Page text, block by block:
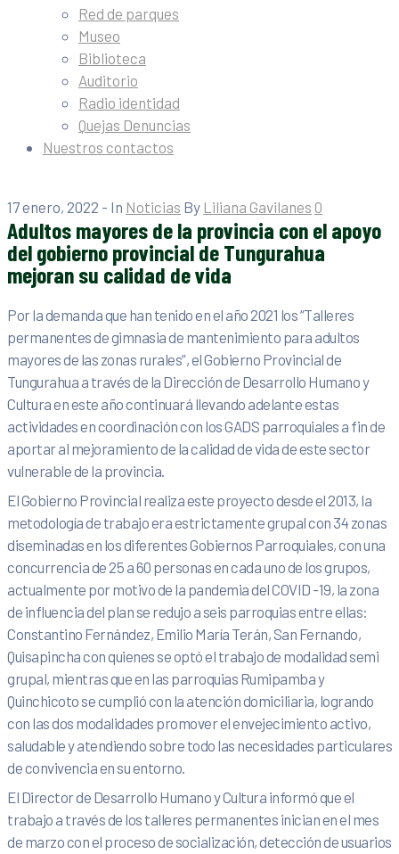
Red de parques
Museo
Biblioteca
Auditorio
Radio identidad
Quejas Denuncias
Nuestros contactos
17 enero, 2022 - In Noticias By Liliana Gavilanes 0
Adultos mayores de la provincia con el apoyo
del gobierno provincial de Tungurahua
mejoran su calidad de vida
Por la demanda que han tenido en el año 2021 los “Talleres
permanentes de gimnasia de mantenimiento para adultos
mayores de las zonas rurales”, el Gobierno Provincial de
Tungurahua a través de la Dirección de Desarrollo Humano y
Cultura en este año continuará llevando adelante estas
actividades en coordinación con los GADS parroquiales a fin de
aportar al mejoramiento de la calidad de vida de este sector
vulnerable de la provincia.
El Gobierno Provincial realiza este proyecto desde el 2013, la
metodología de trabajo era estrictamente grupal con 34 zonas
diseminadas en los diferentes Gobiernos Parroquiales, con una
concurrencia de 25 a 60 personas en cada uno de los grupos,
actualmente por motivo de la pandemia del COVID -19, la zona
de influencia del plan se redujo a seis parroquias entre ellas:
Constantino Fernández, Emilio María Terán, San Fernando,
Quisapincha con quienes se optó el trabajo de modalidad semi
grupal, mientras que en las parroquias Rumipamba y
Quinchicoto se cumplió con la atención domiciliaria, logrando
con las dos modalidades promover el envejecimiento activo,
saludable y atendiendo sobre todo las necesidades particulares
de convivencia en su entorno.
El Director de Desarrollo Humano y Cultura informó que el
trabajo a través de los talleres permanentes inician en el mes
de marzo con el proceso de socialización, detección de usuarios